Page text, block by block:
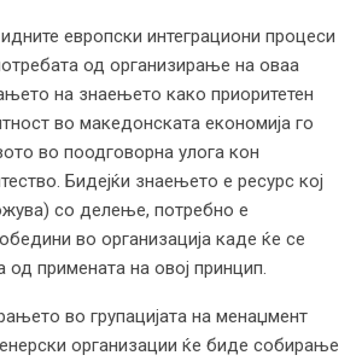
европски интеграциони процеси
од организирање на оваа
на знаењето како приоритетен
во македонската економија го
во поодговорна улога кон
Бидејќи знаењето е ресурс кој
со делење, потребно е
во организација каде ќе се
од примената на овој принцип.
во групацијата на менаџмент
организации ќе биде собирање